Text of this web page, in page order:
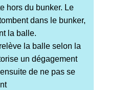
hors du bunker. Le
dans le bunker,
la balle.
la balle selon la
un dégagement
de ne pas se